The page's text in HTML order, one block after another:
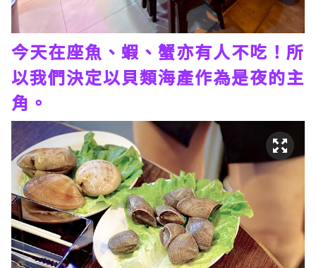
今天在座魚、蝦、蟹亦有人不吃！所
以我們決定以貝類海產作為是夜的主
角。